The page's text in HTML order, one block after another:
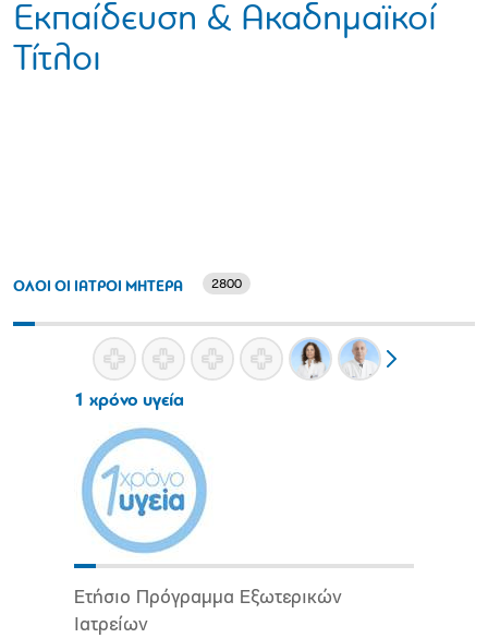
Εκπαίδευση & Ακαδημαϊκοί
Τίτλοι
ΟΛΟΙ ΟΙ ΙΑΤΡΟΙ ΜΗΤΕΡΑ 2800
1 χρόνο υγεία
Ετήσιο Πρόγραμμα Εξωτερικών
Ιατρείων